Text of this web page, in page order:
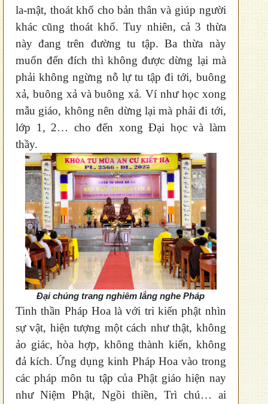
la-mật, thoát khổ cho bản thân và giúp người
khác cũng thoát khổ. Tuy nhiên, cả 3 thừa
này đang trên đường tu tập.Ba thừa này
muốn đến đích thì không được dừng lại mà
phải không ngừng nỗ lự tu tập đi tới, buông
xả, buông xả và buông xả. Ví như học xong
mẫu giáo, không nên dừng lại mà phải đi tới,
lớp 1, 2… cho đến xong Đại học và làm
thầy.
Đại chúng trang nghiêm lắng nghe Pháp
Tinh thần Pháp Hoa là với tri kiến phật nhìn
sự vật, hiện tượng một cách như thật, không
ảo giác, hòa hợp, không thành kiến, không
đả kích.Ứng dụng kinh Pháp Hoa vào trong
các pháp môn tu tập của Phật giáo hiện nay
như Niệm Phật, Ngồi thiền, Trì chú… ai